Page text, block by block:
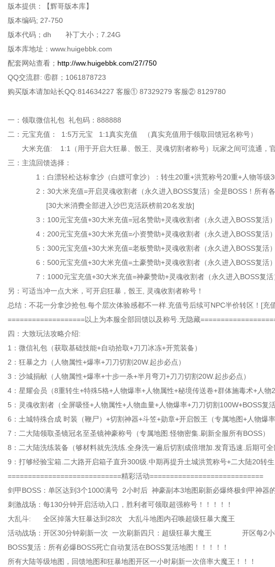
版本提供：【辉哥版本库】
版本编码; 27-750
版本代码；dh 补丁大小；7.24G
版本库地址：www.huigebbk.com
配套网站查看； http://ww.huigebbk.com/27/750
QQ交流群: ⑥群；1061878723
购买版本请加站长QQ:814634227 客服① 87329279 客服② 8129780
一：领取微信礼包 礼包码：888888
二：元宝充值： 1:5万元宝 1:1真实充值 （真实充值用于领取回馈冠名称号）
大米充值: 1:1（用于开启大狂暴、骰王、灵魂切割者称号）玩家之间可流通，
三：主流回馈选择：
1：白漂轻松达标拿沙（白嫖可拿沙）：转生20重+洪荒称号20重+人物等级
2：30大米充值=开启灵魂收割者（永久进入BOSS复活）全是BOSS！所有各
[30大米消费全部进入沙巴克活跃榜前20名发放]
3：100元宝充值+30大米充值=冠名赞助+灵魂收割者（永久进入BOSS复活）
4：200元宝充值+30大米充值=小资赞助+灵魂收割者（永久进入BOSS复活）+
5：300元宝充值+30大米充值=老板赞助+灵魂收割者（永久进入BOSS复活）+
6：500元宝充值+30大米充值=土豪赞助+灵魂收割者（永久进入BOSS复活）+
7：1000元宝充值+30大米充值=神豪赞助+灵魂收割者（永久进入BOSS复活）
另：可适当冲一点大米，可开启狂暴，骰王, 灵魂收割者称号！
总结：不花一分拿沙抢包.每个层次体验感都不一样.充值号后续可NPC半价转区！[充
===================以上为本服全部回馈以及称号.无隐藏
四：大致玩法攻略介绍:
1：微信礼包（获取基础技能+自动拾取+刀刀冰冻+开荒装备）
2：狂暴之力（人物属性+爆率+刀刀切割20W.起步必点）
3：沙城捐献（人物属性+爆率+十步一杀+半月弯刀+刀刀切割20W.起步必点）
4：星耀会员（8重转生+特殊5格+人物爆率+人物属性+秘境传送卷+群体施毒术+人物
5：灵魂收割者（全屏吸怪+人物属性+人物血量+人物爆率+刀刀切割100W+BOSS复活
6：土城特殊合成 时装（鞭尸）+切割神器+斗笠+勋章+开启骰王（专属地图+人物爆
7：二大陆领取圣镜冠名至圣镜神豪称号（专属地图.怪物密集.刷新全服所有BOSS）
8：二大陆洗练装备（够材料就先洗练.全身洗一遍后切割成倍增加.发育迅速.后期可全
9：打够经验宝箱.二大路开启箱子直升300级.中期再提升土城洪荒称号+二大陆20转生
============================精彩活动============================
剑甲BOSS：单区达到3个1000满号 2小时后 神豪副本3地图刷新必爆终极剑甲神器
刺激战场：每130分钟开启活动入口，胜利者可领取超强称号！！！！！
大乱斗: 全区掉落大狂暴达到28次 大乱斗地图内召唤超级狂暴大魔王
活动战场：开区30分钟刷新一次 一次刷新四只：超级狂暴大魔王 开区每2小
BOSS复活：所有必爆BOSS死亡自动复活在BOSS复活地图！！！！！
所有大陆等级地图，回馈地图和狂暴地图开区一小时刷新一次倍率大魔王！！！